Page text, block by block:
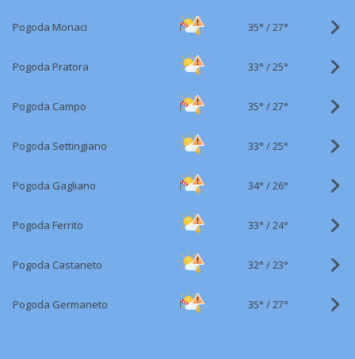
Pogoda Monaci 35° /27°
Pogoda Pratora 33° /25°
Pogoda Campo 35° /27°
Pogoda Settingiano 33° /25°
Pogoda Gagliano 34° /26°
Pogoda Ferrito 33° /24°
Pogoda Castaneto 32° /23°
Pogoda Germaneto 35° /27°